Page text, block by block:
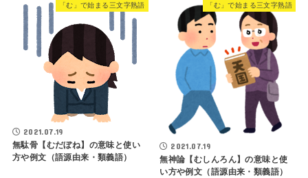
「む」で始まる三文字熟語
2021.07.19
無駄骨【むだぼね】の意味と使い
方や例文（語源由来・類義語）
「む」で始まる三文字熟語
2021.07.19
無神論【むしんろん】の意味と使
い方や例文（語源由来・類義語）